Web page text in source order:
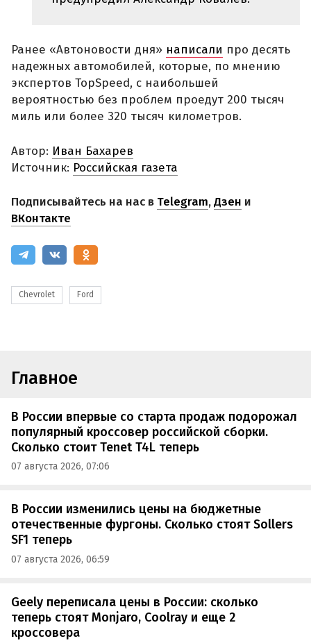
Ранее «Автоновости дня» написали про десять
надежных автомобилей, которые, по мнению
экспертов TopSpeed, с наибольшей
вероятностью без проблем проедут 200 тысяч
миль или более 320 тысяч километров.
Автор: Иван Бахарев
Источник: Российская газета
Подписывайтесь на нас в Telegram,Дзен и
ВКонтакте
Chevrolet Ford
Главное
В России впервые со старта продаж подорожал
популярный кроссовер российской сборки.
Сколько стоит Tenet T4L теперь
07 августа 2026, 07:06
В России изменились цены на бюджетные
отечественные фургоны. Сколько стоят Sollers
SF1 теперь
07 августа 2026, 06:59
Geely переписала цены в России: сколько
теперь стоят Monjaro, Coolray и еще 2
кроссовера